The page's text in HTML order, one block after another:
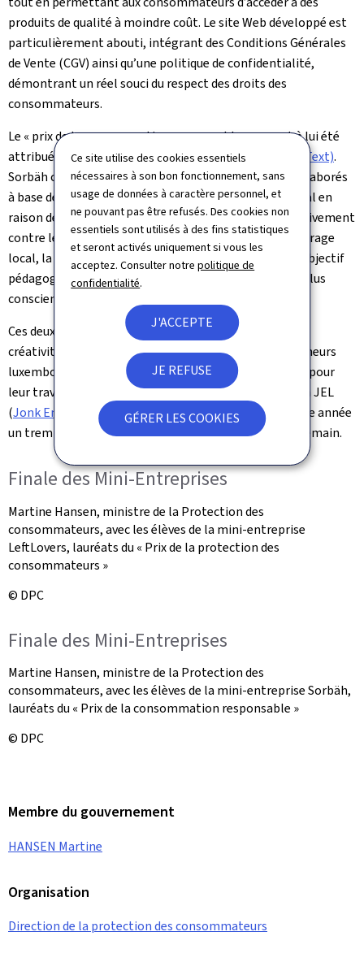
Ce site utilise des cookies essentiels
nécessaires à son bon fonctionnement, sans
usage de données à caractère personnel, et
ne pouvant pas être refusés. Des cookies non
essentiels sont utilisés à des fins statistiques
et seront activés uniquement si vous les
acceptez. Consulter notrepolitique de
confidentialité.
J'ACCEPTE
JE REFUSE
GÉRER LES COOKIES
produits de qualité à moindre coût. Le site Web développé est
particulièrement abouti, intégrant des Conditions Générales
de Vente (CGV) ainsi qu’une politique de confidentialité,
démontrant un réel souci du respect des droits des
consommateurs.
Le « prix de la consommation responsable » a quant à lui été
attribué à Sorbäh, mini-entreprise duMaacher Lycée (Text).
Sorbäh commercialise trois sortes de sorbets végan élaborés
à base de fruits invendus - écartés du circuit commercial en
raison de défauts d’aspect - ce qui permet de lutter activement
contre le gaspillage. Le projet se distingue par son ancrage
local, la réduction des distances de transport, et son objectif
pédagogique de sensibilisation à une consommation plus
consciente et éthique.
Ces deux projets illustrent avec brio l'engagement, la
créativité et la conscience sociale des jeunes entrepreneurs
luxembourgeois. Toutes nos félicitations aux lauréats pour
leur travail exemplaire, ainsi qu’aux organisateurs de la JEL
(Jonk Entrepreneuren Luxembourg), qui offrent chaque année
un tremplin précieux aux initiatives responsables de demain.
Finale des Mini-Entreprises
Martine Hansen, ministre de la Protection des
consommateurs, avec les élèves de la mini-entreprise
LeftLovers, lauréats du « Prix de la protection des
consommateurs »
© DPC
Finale des Mini-Entreprises
Martine Hansen, ministre de la Protection des
consommateurs, avec les élèves de la mini-entreprise Sorbäh,
lauréats du « Prix de la consommation responsable »
© DPC
Membre du gouvernement
HANSEN Martine
Organisation
Direction de la protection des consommateurs